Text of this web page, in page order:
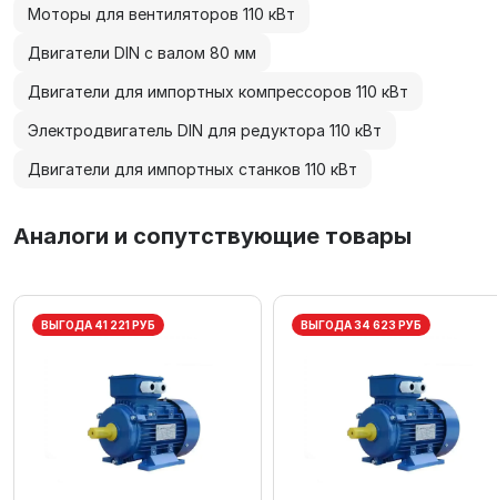
Моторы для вентиляторов 110 кВт
Двигатели DIN с валом 80 мм
Двигатели для импортных компрессоров 110 кВт
Электродвигатель DIN для редуктора 110 кВт
Двигатели для импортных станков 110 кВт
Аналоги и сопутствующие товары
ВЫГОДА 41 221 РУБ ВЫГОДА 34 623 РУБ